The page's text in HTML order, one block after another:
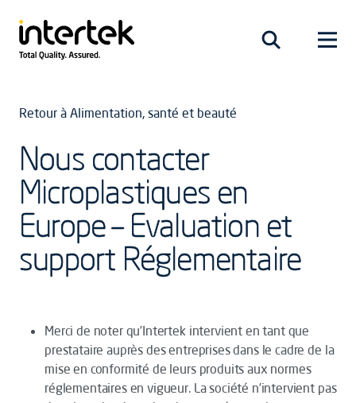
Retour à Alimentation, santé et beauté
Nous contacter
Microplastiques en
Europe – Evaluation et
support Réglementaire
Merci de noter qu’Intertek intervient en tant que
prestataire auprès des entreprises dans le cadre de la
mise en conformité de leurs produits aux normes
réglementaires en vigueur. La société n’intervient pas